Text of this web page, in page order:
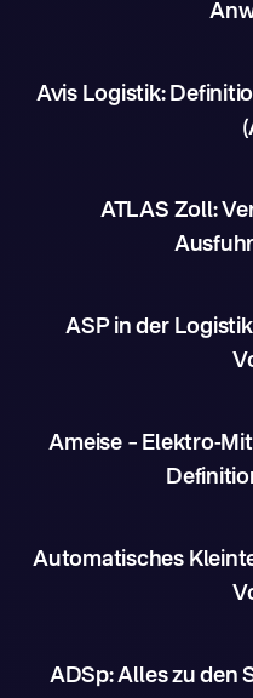
Avis Logistik:
ATLAS Zoll:
ASP in der
Ameise – Elektro-
Automatisches
ADSp: Alles zu den